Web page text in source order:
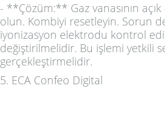
- **Çözüm:** Gaz vanasının
olun. Kombiyi resetleyin. Sorun
iyonizasyon elektrodu kontrol
değiştirilmelidir. Bu işlemi yetkili
gerçekleştirmelidir.
5. ECA Confeo Digital